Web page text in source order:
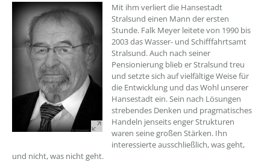
Mit ihm verliert die Hansestadt
Stralsund einen Mann der ersten
Stunde. Falk Meyer leitete von 1990 bis
2003 das Wasser- und Schifffahrtsamt
Stralsund. Auch nach seiner
Pensionierung blieb er Stralsund treu
und setzte sich auf vielfältige Weise für
die Entwicklung und das Wohl unserer
Hansestadt ein. Sein nach Lösungen
strebendes Denken und pragmatisches
Handeln jenseits enger Strukturen
waren seine großen Stärken. Ihn
interessierte ausschließlich, was geht,
und nicht, was nicht geht.